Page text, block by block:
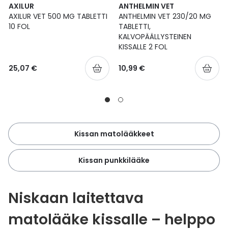
AXILUR
AXILUR VET 500 MG TABLETTI
10 FOL
25,07 €
ANTHELMIN VET
ANTHELMIN VET 230/20 MG
TABLETTI,
KALVOPÄÄLLYSTEINEN
KISSALLE 2 FOL
10,99 €
Kissan matolääkkeet
Kissan punkkilääke
Niskaan laitettava
matolääke kissalle – helppo